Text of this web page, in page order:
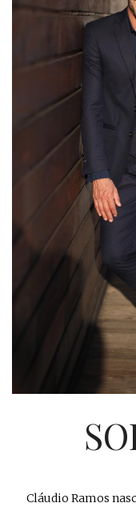
Cláudio Ramos